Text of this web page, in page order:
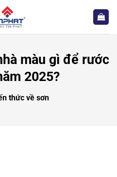
màu gì để rước
2025?
thức về sơn